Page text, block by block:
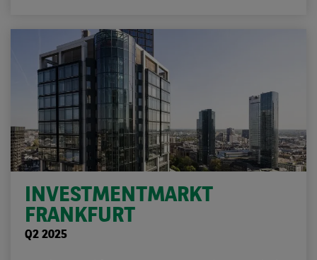
INVESTMENTMARKT
FRANKFURT
Q2 2025